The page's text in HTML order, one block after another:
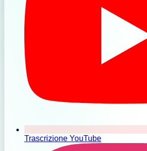
Trascrizione YouTube